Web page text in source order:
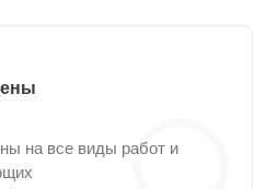
на все виды работ и